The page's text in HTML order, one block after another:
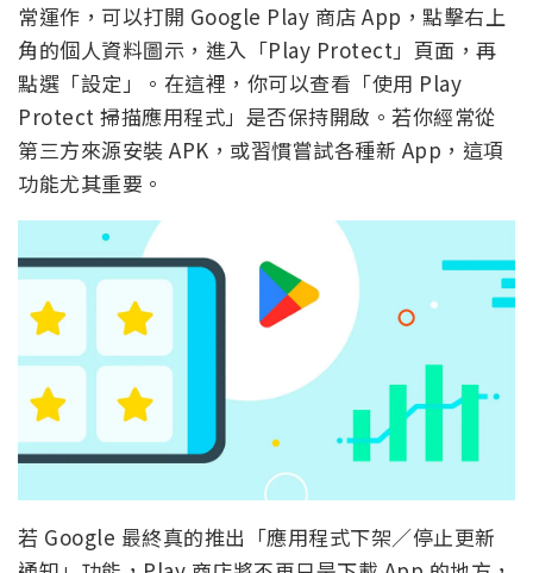
常運作，可以打開 Google Play 商店 App，點擊右上
角的個人資料圖示，進入「Play Protect」頁面，再
點選「設定」。在這裡，你可以查看「使用 Play
Protect 掃描應用程式」是否保持開啟。若你經常從
第三方來源安裝 APK，或習慣嘗試各種新 App，這項
功能尤其重要。
若 Google 最終真的推出「應用程式下架／停止更新